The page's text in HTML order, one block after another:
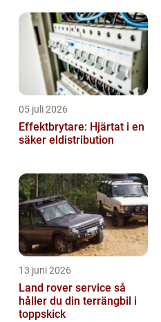
05 juli 2026
Effektbrytare: Hjärtat i en
säker eldistribution
13 juni 2026
Land rover service så
håller du din terrängbil i
toppskick